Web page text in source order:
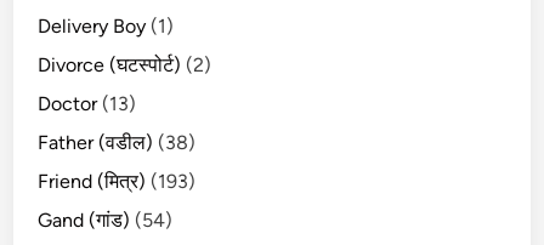
Delivery Boy (1)
Divorce (घटस्पोर्ट) (2)
Doctor(13)
Father (वडील) (38)
Friend (मित्र) (193)
Gand (गांड) (54)